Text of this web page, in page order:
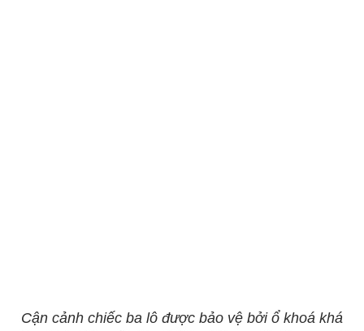
Cận cảnh chiếc ba lô được bảo vệ bởi ổ khoá khá